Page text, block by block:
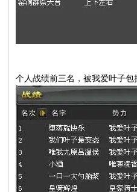
个人战绩前三名，被我爱叶子包